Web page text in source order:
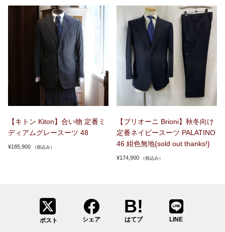
【キトン Kiton】合い物 定番ミ
ディアムグレースーツ 48
¥185,900 （税込み）
【ブリオーニ Brioni】秋冬向け
定番ネイビースーツ PALATINO
46 紺色無地{sold out thanks!}
¥174,900 （税込み）
ポスト シェア はてブ LINE